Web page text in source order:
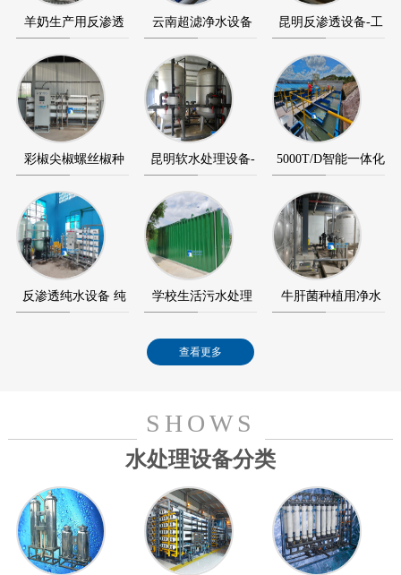
羊奶生产用反渗透
设备-反渗透纯水…
云南超滤净水设备
+反渗透纯水设备…
昆明反渗透设备-工
业反渗透纯水设…
彩椒尖椒螺丝椒种
植用超滤设备+反…
昆明软水处理设备-
软化水设备-软水…
5000T/D智能一体化
净水设备（净水…
反渗透纯水设备 纯 学校生活污水处理
体…
牛肝菌种植用净水
查看更多
SHOWS
水处理设备分类